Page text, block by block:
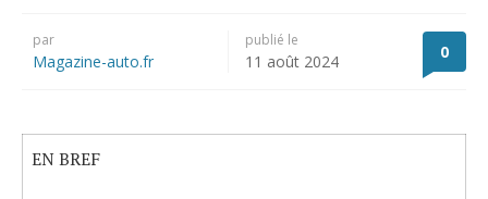
par
Magazine-auto.fr
publié le
11 août 2024 0
EN BREF